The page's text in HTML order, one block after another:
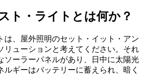
ト・ライトとは何か？
は、屋外照明のセット・イット・アン
リューションと考えてください。それ
ソーラーパネルがあり、日中に太陽光
ルギーはバッテリーに蓄えられ、暗く